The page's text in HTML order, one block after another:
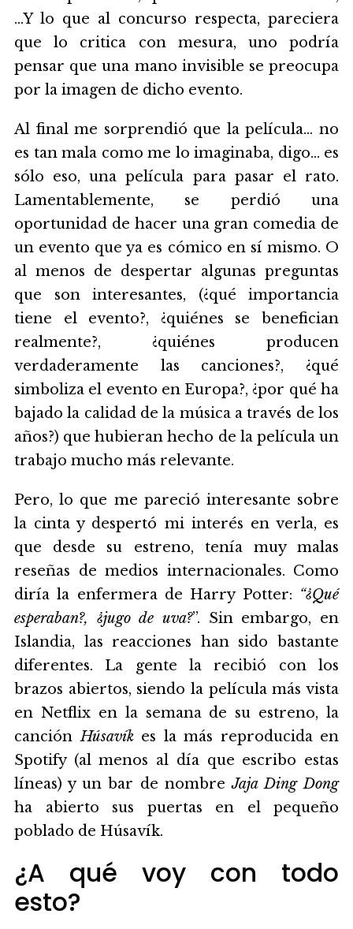
...Y lo que al concurso respecta, pareciera
que lo critica con mesura, uno podría
pensar que una mano invisible se preocupa
por la imagen de dicho evento.
Al final me sorprendió que la película... no
es tan mala como me lo imaginaba, digo… es
sólo eso, una película para pasar el rato.
Lamentablemente, se perdió una
oportunidad de hacer una gran comedia de
un evento que ya es cómico en sí mismo. O
al menos de despertar algunas preguntas
que son interesantes, (¿qué importancia
tiene el evento?, ¿quiénes se benefician
realmente?, ¿quiénes producen
verdaderamente las canciones?, ¿qué
simboliza el evento en Europa?, ¿por qué ha
bajado la calidad de la música a través de los
años?) que hubieran hecho de la película un
trabajo mucho más relevante.
Pero, lo que me pareció interesante sobre
la cinta y despertó mi interés en verla, es
que desde su estreno, tenía muy malas
reseñas de medios internacionales. Como
diría la enfermera de Harry Potter: “¿Qué
esperaban?, ¿jugo de uva?”. Sin embargo, en
Islandia, las reacciones han sido bastante
diferentes. La gente la recibió con los
brazos abiertos, siendo la película más vista
en Netflix en la semana de su estreno, la
canciónHúsavíkes la más reproducida en
Spotify (al menos al día que escribo estas
líneas) y un bar de nombreJaja Ding Dong
ha abierto sus puertas en el pequeño
poblado de Húsavík.
¿A qué voy con todo
esto?